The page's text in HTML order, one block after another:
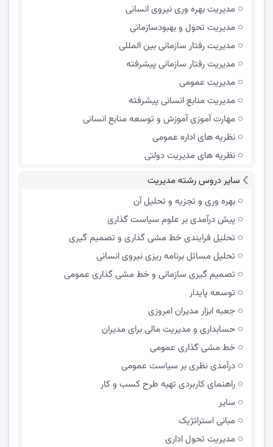
مدیریت بهره وری نیروی انسانی
مدیریت تحول و بهبود‌سازمانی
مدیریت رفتار سازمانی بین المللی
مدیریت رفتار سازمانی پیشرفته
مدیریت عمومی
مدیریت منابع انسانی پیشرفته
مهارت آموزی آموزش و توسعه منابع انسانی
نظریه های اداره عمومی
نظریه های مدیریت دولتی
سایر دروس رشته مدیریت
بهره وری و تجزیه و تحلیل آن
پیش درآمدی بر علوم سیاست گذاری
تحلیل فرایندی خط مشی گذاری و تصمیم گیری
تحلیل مسائل برنامه ریزی نیروی انسانی
تصمیم گیری سازمانی و خط مشی گذاری عمومی
توسعه پایدار
جعبه ابزار مدیران امروزی
حسابداری و مدیریت مالی برای مدیران
خط مشی گذاری عمومی
درآمدی نظری بر سیاست عمومی
راهنمای کاربردی تهیه طرح کسب و کار
سایر
مبانی استراتژیک
مدیریت تحول اداری